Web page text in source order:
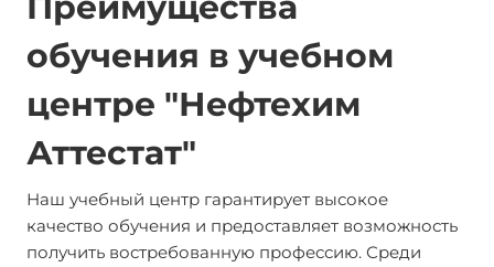
обучения в учебном
центре "Нефтехим
Аттестат"
Наш учебный центр гарантирует высокое
качество обучения и предоставляет возможность
получить востребованную профессию. Среди